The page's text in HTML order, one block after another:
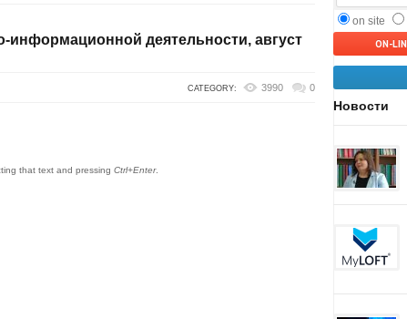
информационной деятельности, август
CATEGORY: 3990 0
that text and pressing Ctrl+Enter.
on site
ON-
Новости